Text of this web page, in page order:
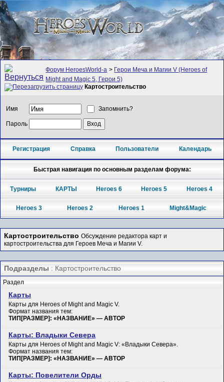
Форум HeroesWorld-а > Герои Меча и Магии V (Heroes of
Might and Magic 5, Герои 5)
Картостроительство
Имя Запомнить?
Пароль
Регистрация Справка Пользователи Календарь
Быстрая навигация по основным разделам форума:
Турниры КАРТЫ Heroes 6 Heroes 5 Heroes 4
Heroes 3 Heroes 2 Heroes 1 Might&Magic
Картостроительство Обсуждение редактора карт и
картостроительства для Героев Меча и Магии V.
Подразделы : Картостроительство
Раздел
Карты
Карты для Heroes of Might and Magic V.
Формат названия тем:
ТИП[РАЗМЕР]: «НАЗВАНИЕ» — АВТОР
Карты: Владыки Севера
Карты для Heroes of Might and Magic V: «Владыки Севера».
Формат названия тем:
ТИП[РАЗМЕР]: «НАЗВАНИЕ» — АВТОР
Карты: Повелители Орды